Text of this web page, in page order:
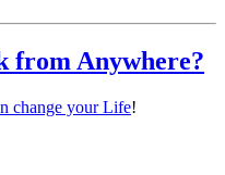
from Anywhere?
change your Life!